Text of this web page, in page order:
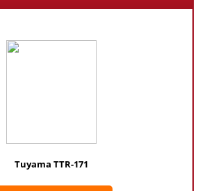
Tuyama TTR-171